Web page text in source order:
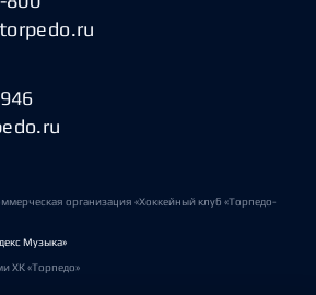
организация «Хоккейный клуб «Торпедо-
Музыка»
ХК «Торпедо»